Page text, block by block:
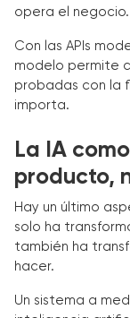
opera el negocio.
Con las APIs
modelo permite
probadas con la
importa.
La IA
producto,
Hay un último
solo ha
también ha
hacer.
Un sistema a